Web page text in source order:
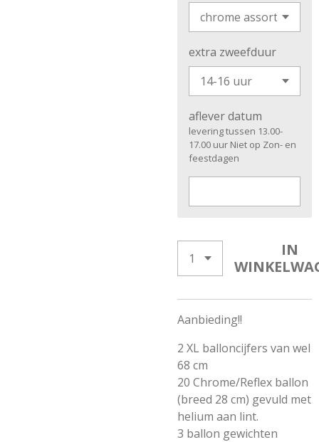
extra zweefduur
aflever datum
levering tussen 13.00-
17.00 uur Niet op Zon- en
feestdagen
IN
Aanbieding!!
2 XL balloncijfers van wel
68 cm
20 Chrome/Reflex ballon
(breed 28 cm) gevuld met
helium aan lint.
3 ballon gewichten